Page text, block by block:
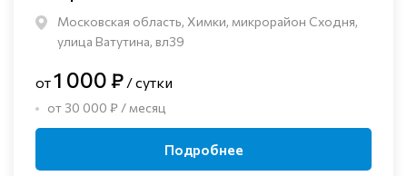
Московская область, Химки, микрорайон Сходня,
улица Ватутина, вл39
от1 000 ₽ / сутки
от 30 000 ₽ / месяц
Подробнее